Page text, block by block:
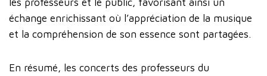
échange enrichissant où l’appréciation de la musique
et la compréhension de son essence sont partagées.
En résumé, les concerts des professeurs du